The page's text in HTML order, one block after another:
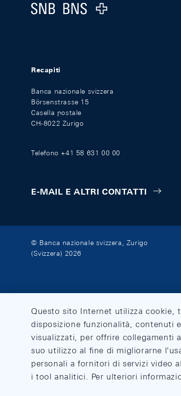
Logo
Recapiti
Banca nazionale svizzera
Börsenstrasse 15
Casella postale
CH-8022 Zurigo
Telefono +41 58 631 00 00
E-MAIL E ALTRI CONTATTI
© Banca nazionale svizzera, Zurigo
(Svizzera) 2026
Questo sito Internet utilizza cookie,
disposizione funzionalità, contenuti
visualizzati, per offrire collegamenti
suo utilizzo al fine di migliorarne
personali a fornitori di servizi video
i tool analitici. Per ulteriori